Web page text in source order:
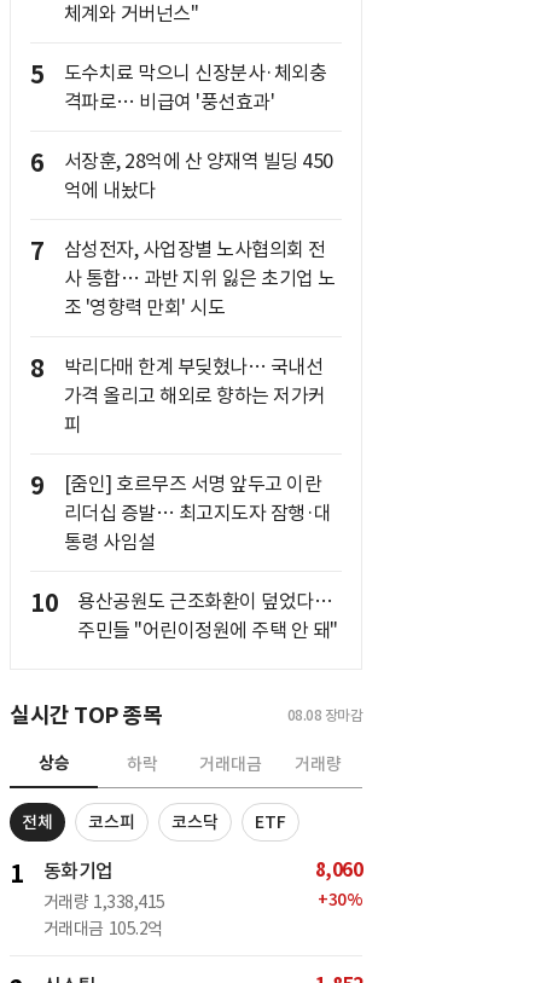
체계와 거버넌스"
5
도수치료 막으니 신장분사·체외충
격파로… 비급여 '풍선효과'
6
서장훈, 28억에 산 양재역 빌딩 450
억에 내놨다
7
삼성전자, 사업장별 노사협의회 전
사 통합… 과반 지위 잃은 초기업 노
조 '영향력 만회' 시도
8
박리다매 한계 부딪혔나… 국내선
가격 올리고 해외로 향하는 저가커
피
9
[줌인] 호르무즈 서명 앞두고 이란
리더십 증발… 최고지도자 잠행·대
통령 사임설
10
용산공원도 근조화환이 덮었다…
주민들 "어린이정원에 주택 안 돼"
실시간 TOP 종목 08.08 장마감
상승 하락 거래대금 거래량
전체 코스피 코스닥 ETF
1 동화기업
거래량 1,338,415
거래대금 105.2억
8,060
+30%